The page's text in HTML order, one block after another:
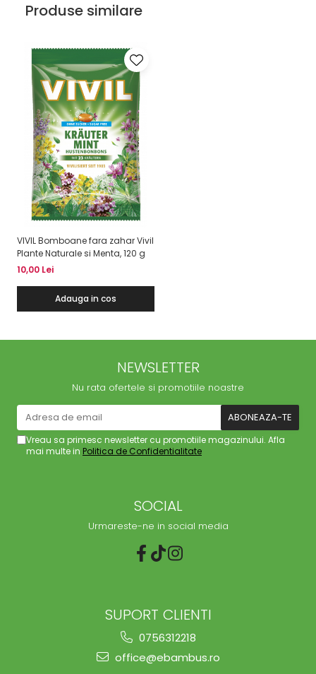
Produse similare
VIVIL Bomboane fara zahar Vivil
Plante Naturale si Menta, 120 g
10,00 Lei
Adauga in cos
NEWSLETTER
Nu rata ofertele si promotiile noastre
Vreau sa primesc newsletter cu promotiile magazinului. Afla
mai multe in Politica de Confidentialitate
SOCIAL
Urmareste-ne in social media
SUPORT CLIENTI
0756312218
office@ebambus.ro